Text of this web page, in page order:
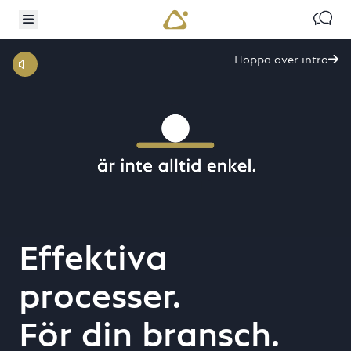
Växla meny
digital
transformation
 Hoppa över intro
Effektiva
processer.
För din bransch.